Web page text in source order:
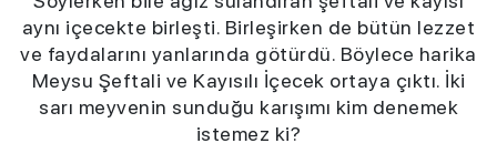
aynı içecekte birleşti. Birleşirken de bütün lezzet
ve faydalarını yanlarında götürdü. Böylece harika
Meysu Şeftali ve Kayısılı İçecek ortaya çıktı. İki
sarı meyvenin sunduğu karışımı kim denemek
istemez ki?